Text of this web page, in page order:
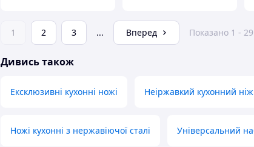
1 2 3 ... Вперед Показано 1 -
Дивись також
Ексклюзивні кухонні ножі Неіржавкий кухонний ніж
Ножі кухонні з нержавіючої сталі Універсальний